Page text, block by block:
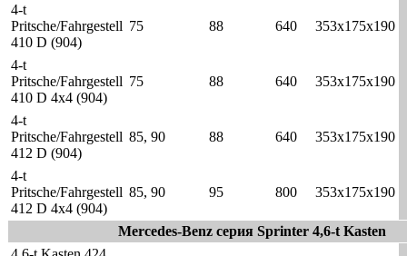
4-t
Pritsche/Fahrgestell
410 D (904)
75 88 640 353x175x190
4-t
Pritsche/Fahrgestell
410 D 4x4 (904)
75 88 640 353x175x190
4-t
Pritsche/Fahrgestell
412 D (904)
85, 90 88 640 353x175x190
4-t
Pritsche/Fahrgestell
412 D 4x4 (904)
85, 90 95 800 353x175x190
Mercedes-Benz серия Sprinter 4,6-t Kasten